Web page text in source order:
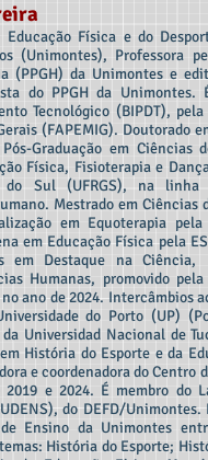
Física e do
(Unimontes), Professora
(PPGH) da Unimontes e
do PPGH da Unimontes.
Tecnológico (BIPDT),
(FAPEMIG). Doutorado
Graduação em Ciências
Física, Fisioterapia e
do Sul (UFRGS), na linha
Mestrado em Ciências
em Equoterapia pela
em Educação Física pela
em Destaque na Ciência,
Humanas, promovido
ano de 2024. Intercâmbios
do Porto (UP)
Universidad Nacional de
História do Esporte e da
e coordenadora do Centro
e 2024. É membro do
do DEFD/Unimontes.
Ensino da Unimontes
História do Esporte;